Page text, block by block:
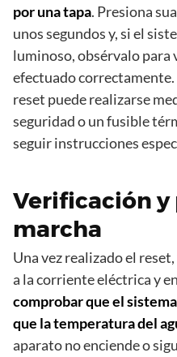
por una tapa. Presiona
unos segundos y, si el
luminoso, obsérvalo para
efectuado correctamente.
reset puede realizarse
seguridad o un fusible
seguir instrucciones
Verificación y
marcha
Una vez realizado el
a la corriente eléctrica y
comprobar que el
que la temperatura del
aparato no enciende o